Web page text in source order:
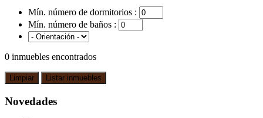
Mín. número de dormitorios :
Mín. número de baños :
0 inmuebles encontrados
Novedades